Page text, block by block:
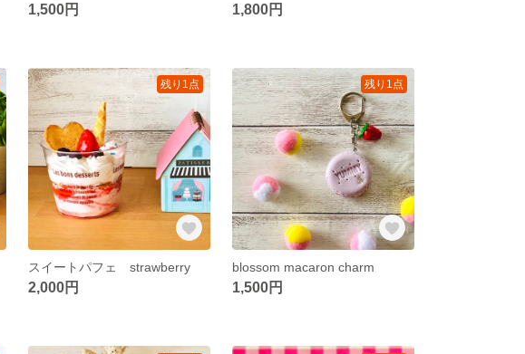
1,500円 1,800円
残り1点
スイートパフェ strawberry
2,000円
残り1点
blossom macaron charm
1,500円